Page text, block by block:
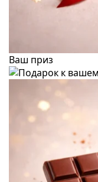
Ваш приз